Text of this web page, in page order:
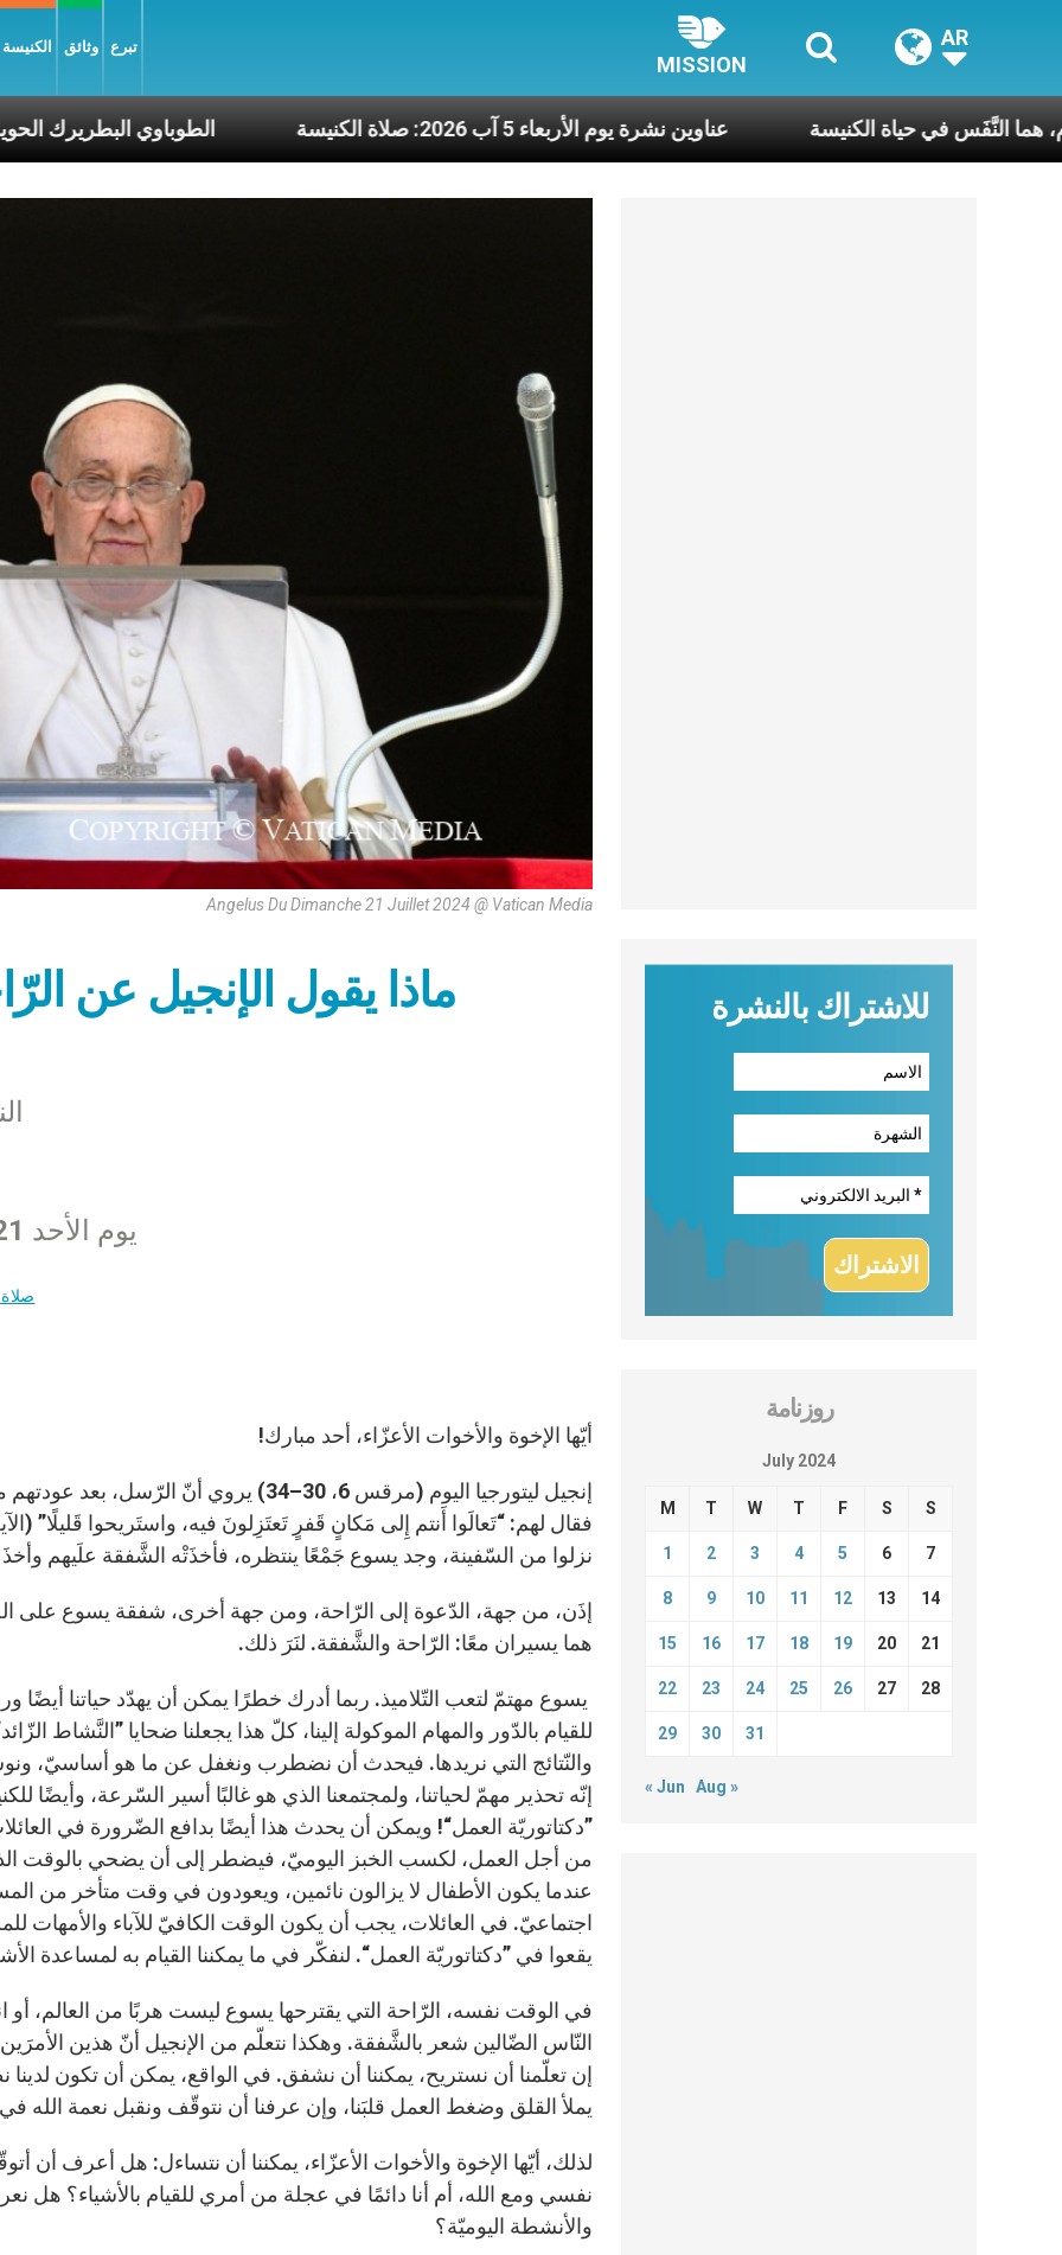
وثائق تبرع
MISSION
AR
عناوين نشرة يوم الأربعاء 5 آب 2026: صلاة الكنيسة أسبوع وكلّ يوم، هما النَّفَس في حياة الكنيسة
Angelus Du Dimanche 21 Juillet 2024 @ Vatican Media
ماذا يقول الإنجيل عن
يوم الأحد 21 تموز 2024 في ساحة القدّيس بطرس
أيّها الإخوة والأخوات الأعزّاء، أحد مبارك!
إنجيل ليتورجيا اليوم (مرقس 6، 30–34) يروي
نزلوا من السّفينة، وجد يسوع جَمْعًا ينتظره، فأخذَتْه الشَّفقة علَيهم وأخذَ
إذَن، من جهة، الدّعوة إلى الرّاحة، ومن جهة أخرى، شفقة يسوع على
هما يسيران معًا: الرّاحة والشَّفقة. لنَرَ ذلك.
يسوع مهتمّ لتعب التّلاميذ. ربما أدرك خطرًا يمكن أن يهدّد حياتنا أيضًا
للقيام بالدّور والمهام الموكولة إلينا، كلّ هذا يجعلنا ضحايا ”النَّشاط
والنّتائج التي نريدها. فيحدث أن نضطرب ونغفل عن ما هو أساسيّ،
إنّه تحذير مهمّ لحياتنا، ولمجتمعنا الذي هو غالبًا أسير السّرعة، وأيضًا
”دكتاتوريّة العمل“! ويمكن أن يحدث هذا أيضًا بدافع الضّرورة في
من أجل العمل، لكسب الخبز اليوميّ، فيضطر إلى أن يضحي بالوقت
عندما يكون الأطفال لا يزالون نائمين، ويعودون في وقت متأخر من
اجتماعيّ. في العائلات، يجب أن يكون الوقت الكافيّ للآباء والأمهات
يقعوا في ”دكتاتوريّة العمل“. لنفكّر في ما يمكننا القيام به
في الوقت نفسه، الرّاحة التي يقترحها يسوع ليست هربًا من العالم،
النّاس الضّالين شعر بالشَّفقة. وهكذا نتعلّم من الإنجيل أنّ هذين
إن تعلّمنا أن نستريح، يمكننا أن نشفق. في الواقع، يمكن أن تكون
يملأ القلق وضغط العمل قلبَنا، وإن عرفنا أن نتوقّف ونقبل نعمة
لذلك، أيّها الإخوة والأخوات الأعزّاء، يمكننا أن نتساءل: هل
نفسي ومع الله، أم أنا دائمًا في عجلة من أمري للقيام بالأشياء؟
والأنشطة اليوميّة؟
للاشتراك بالنشرة
روزنامة
July 2024
M T W T F S S
1 2 3 4 5 6 7
8 9 10 11 12 13 14
15 16 17 18 19 20 21
22 23 24 25 26 27 28
29 30 31
« Jun Aug »